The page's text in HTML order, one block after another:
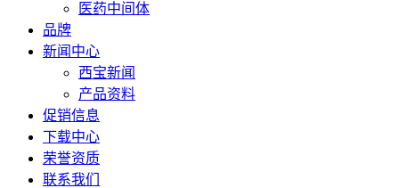
医药中间体
品牌
新闻中心
西宝新闻
产品资料
促销信息
下载中心
荣誉资质
联系我们